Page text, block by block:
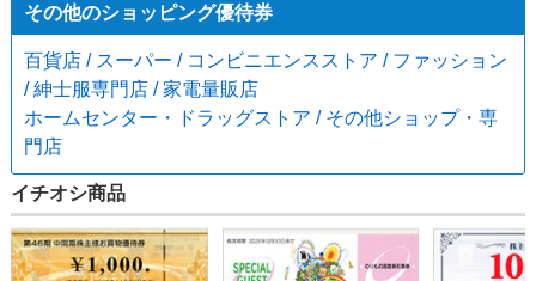
その他のショッピング優待券
百貨店 / スーパー / コンビニエンスストア / ファッション
/ 紳士服専門店 / 家電量販店
ホームセンター・ドラッグストア / その他ショップ・専
門店
イチオシ商品